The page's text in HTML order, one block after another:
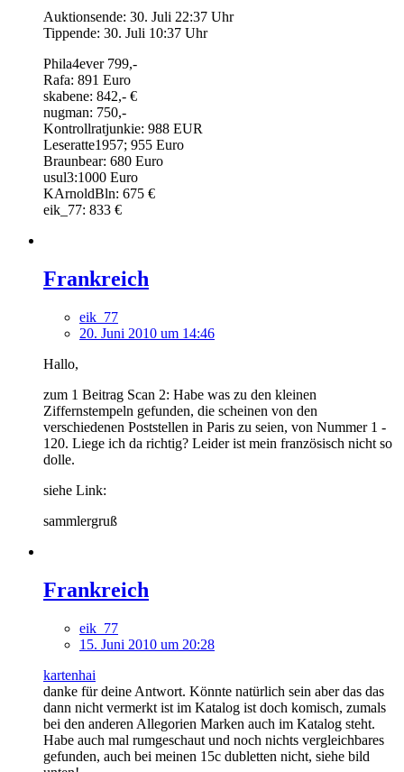
Auktionsende: 30. Juli 22:37 Uhr
Tippende: 30. Juli 10:37 Uhr
Phila4ever 799,-
Rafa: 891 Euro
skabene: 842,- €
nugman: 750,-
Kontrollratjunkie: 988 EUR
Leseratte1957; 955 Euro
Braunbear: 680 Euro
usul3:1000 Euro
KArnoldBln: 675 €
eik_77: 833 €
Frankreich
eik_77
20. Juni 2010 um 14:46
Hallo,
zum 1 Beitrag Scan 2: Habe was zu den kleinen
Ziffernstempeln gefunden, die scheinen von den
verschiedenen Poststellen in Paris zu seien, von Nummer 1 -
120. Liege ich da richtig? Leider ist mein französisch nicht so
dolle.
siehe Link:
sammlergruß
Frankreich
eik_77
15. Juni 2010 um 20:28
kartenhai
danke für deine Antwort. Könnte natürlich sein aber das das
dann nicht vermerkt ist im Katalog ist doch komisch, zumals
bei den anderen Allegorien Marken auch im Katalog steht.
Habe auch mal rumgeschaut und noch nichts vergleichbares
gefunden, auch bei meinen 15c dubletten nicht, siehe bild